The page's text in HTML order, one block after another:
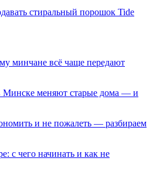
стиральный порошок Tide
минчане всё чаще передают
Минске меняют старые дома — и
и не пожалеть — разбираем
с чего начинать и как не